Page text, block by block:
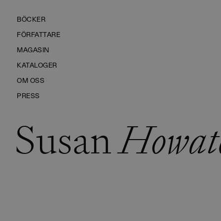
BÖCKER
FÖRFATTARE
MAGASIN
KATALOGER
OM OSS
PRESS
KONTAKTA OSS
HÅLLBARHET
Susan